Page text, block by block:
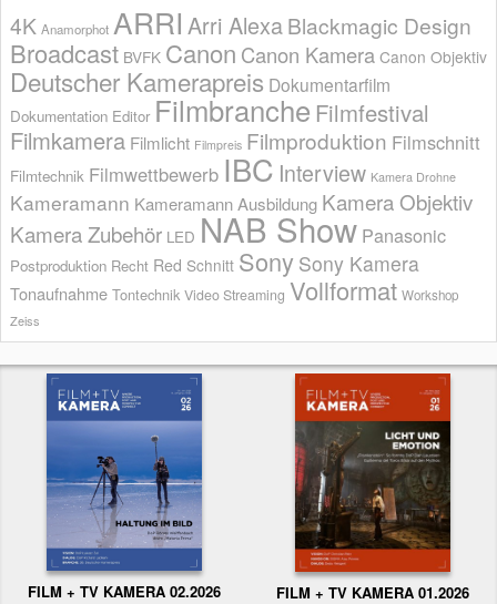
4K Anamorphot ARRI Arri AlexaBlackmagic Design
Broadcast BVFK Canon Canon Kamera Canon Objektiv
Deutscher Kamerapreis Dokumentarfilm
Dokumentation Editor Filmbranche Filmfestival
Filmkamera Filmlicht Filmpreis Filmproduktion Filmschnitt
Filmtechnik Filmwettbewerb IBC Interview Kamera Drohne
Kameramann Kameramann Ausbildung Kamera Objektiv
Kamera Zubehör LED NAB Show Panasonic
Postproduktion Recht Red Schnitt Sony Sony Kamera
Tonaufnahme Tontechnik Video Streaming Vollformat Workshop
Zeiss
FILM + TV KAMERA 02.2026 FILM + TV KAMERA 01.2026